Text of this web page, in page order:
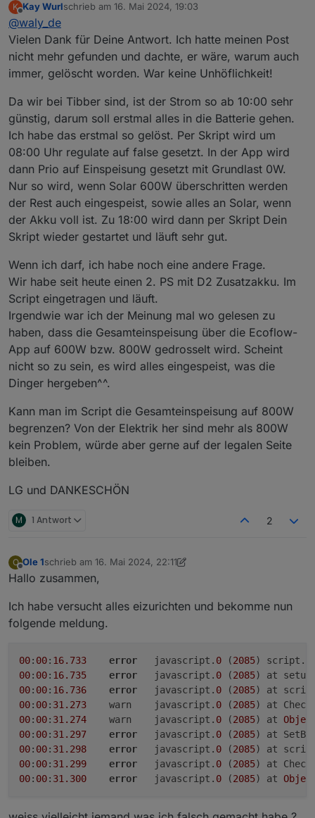
K
Offline
Kay Wurlschrieb am 16. Mai 2024, 19:03
zuletzt editiert von
@waly_de
Vielen Dank für Deine Antwort. Ich hatte meinen Post
nicht mehr gefunden und dachte, er wäre, warum auch
immer, gelöscht worden. War keine Unhöflichkeit!
Da wir bei Tibber sind, ist der Strom so ab 10:00 sehr
günstig, darum soll erstmal alles in die Batterie gehen.
Ich habe das erstmal so gelöst. Per Skript wird um
08:00 Uhr regulate auf false gesetzt. In der App wird
dann Prio auf Einspeisung gesetzt mit Grundlast 0W.
Nur so wird, wenn Solar 600W überschritten werden
der Rest auch eingespeist, sowie alles an Solar, wenn
der Akku voll ist. Zu 18:00 wird dann per Skript Dein
Skript wieder gestartet und läuft sehr gut.
Wenn ich darf, ich habe noch eine andere Frage.
Wir habe seit heute einen 2. PS mit D2 Zusatzakku. Im
Script eingetragen und läuft.
Irgendwie war ich der Meinung mal wo gelesen zu
haben, dass die Gesamteinspeisung über die Ecoflow-
App auf 600W bzw. 800W gedrosselt wird. Scheint
nicht so zu sein, es wird alles eingespeist, was die
Dinger hergeben^^.
Kann man im Script die Gesamteinspeisung auf 800W
begrenzen? Von der Elektrik her sind mehr als 800W
kein Problem, würde aber gerne auf der legalen Seite
bleiben.
LG und DANKESCHÖN
M 1 Antwort 2
O
Offline
Ole 1schrieb am 16. Mai 2024, 22:11
zuletzt editiert von Negalein
Hallo zusammen,
Ich habe versucht alles eizurichten und bekomme nun
folgende meldung.
00: 00: 16.733 error
	javascript.
0 (2085)
00: 00: 16.735 error
	javascript.
0 (2085) at
00: 00: 16.736 error
	javascript.
0 (2085) at
00: 00: 31.273
	warn	javascript.
0 (2085) at
00: 00: 31.274
	warn	javascript.
0 (2085) at
00: 00: 31.297 error
	javascript.
0 (2085) at
00: 00: 31.298 error
	javascript.
0 (2085) at
00: 00: 31.299 error
	javascript.
0 (2085) at
00: 00: 31.300 error
	javascript.
0 (2085) at